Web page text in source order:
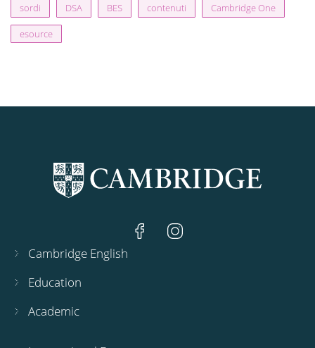
sordi DSA BES contenuti Cambridge One
esource
Cambridge English
Education
Academic